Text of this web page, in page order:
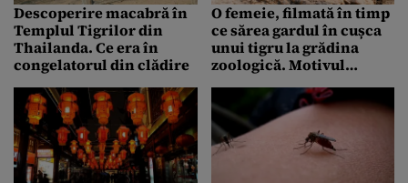
Descoperire macabră în
Templul Tigrilor din
Thailanda. Ce era în
congelatorul din clădire
O femeie, filmată în timp
ce sărea gardul în cușca
unui tigru la grădina
zoologică. Motivul
incredibil pentru care a
recurs la acest gest